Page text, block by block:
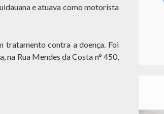
e atuava como motorista
tratamento contra a doença. Foi
na Rua Mendes da Costa n° 450,